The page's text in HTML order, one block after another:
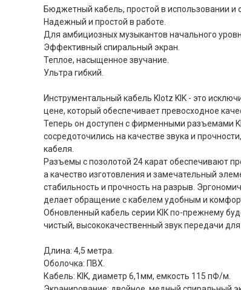
Бюджетный кабель, простой в использовании и
Надежный и простой в работе.
Для амбициозных музыкантов начального
Эффективный спиральный экран.
Теплое, насыщенное звучание.
Ультра гибкий.
Инструментальный кабель Klotz KIK - это
цене, который обеспечивает превосходное
Теперь он доступен с фирменными разъемами
сосредоточились на качестве звука и
кабеля.
Разъемы с позолотой 24 карат обеспечивают
а качество изготовления и замечательный
стабильность и прочность на разрыв.
делает обращение с кабелем удобным и
Обновленный кабель серии KIK по-прежнему
чистый, высококачественный звук передачи для
Длина: 4,5 метра.
Оболочка: ПВХ.
Кабель: KIK, диаметр 6,1мм, емкость 115 пФ/м.